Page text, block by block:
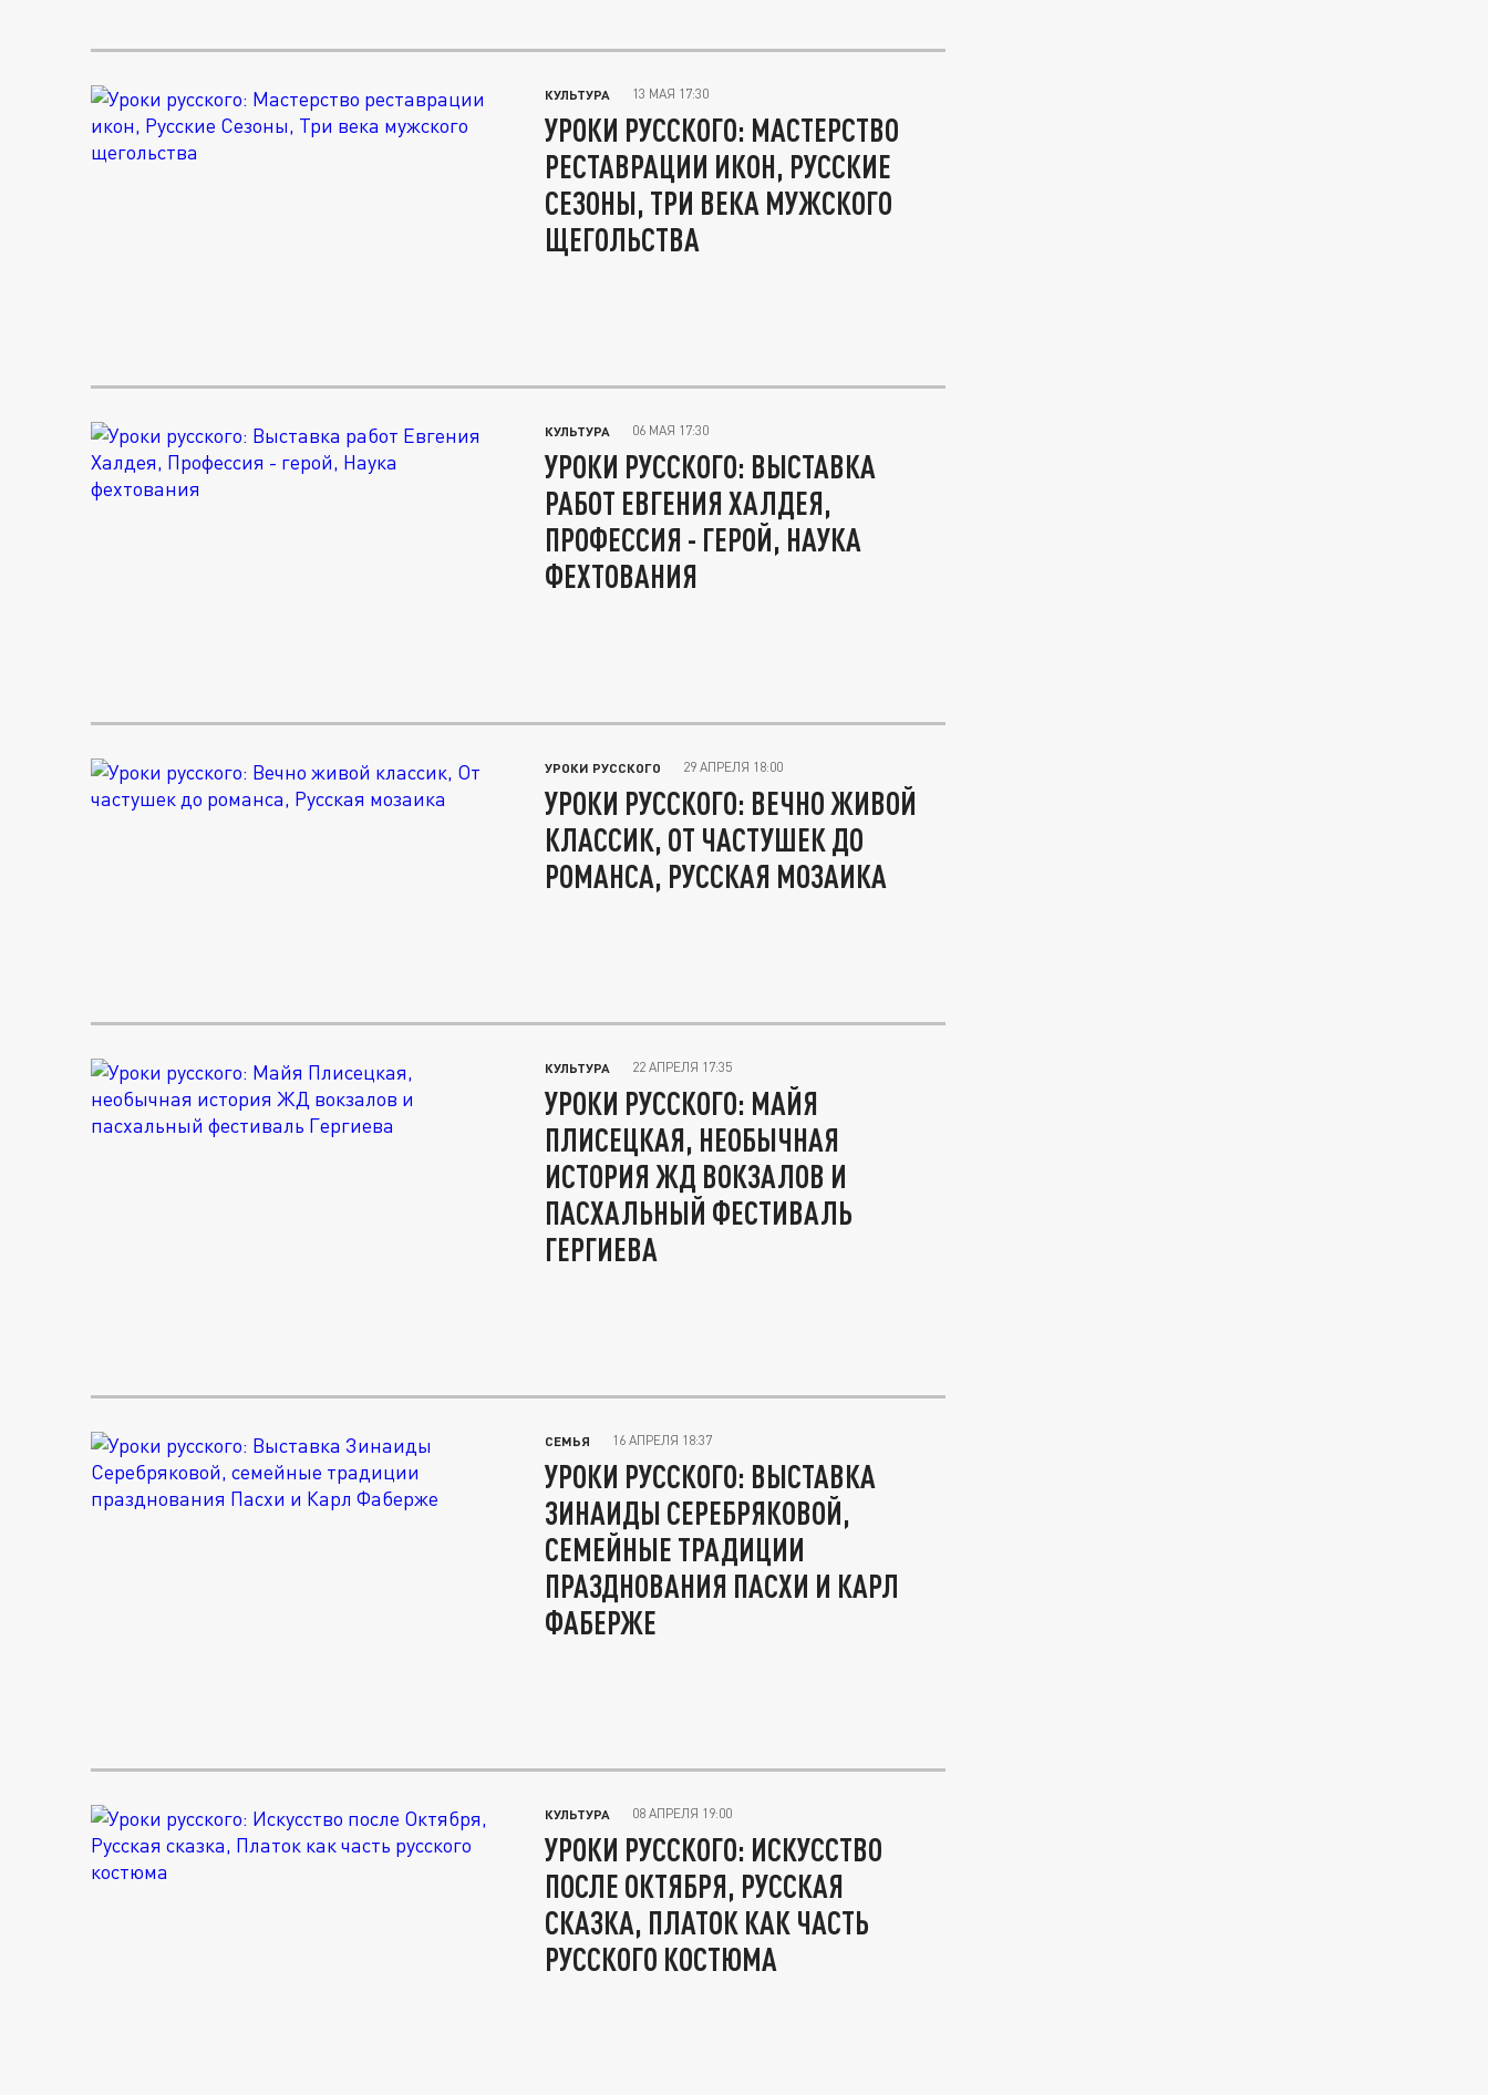
КУЛЬТУРА 13 МАЯ 17:30
УРОКИ РУССКОГО: МАСТЕРСТВО
РЕСТАВРАЦИИ ИКОН, РУССКИЕ
СЕЗОНЫ, ТРИ ВЕКА МУЖСКОГО
ЩЕГОЛЬСТВА
КУЛЬТУРА 06 МАЯ 17:30
УРОКИ РУССКОГО: ВЫСТАВКА
РАБОТ ЕВГЕНИЯ ХАЛДЕЯ,
ПРОФЕССИЯ - ГЕРОЙ, НАУКА
ФЕХТОВАНИЯ
УРОКИ РУССКОГО 29 АПРЕЛЯ 18:00
УРОКИ РУССКОГО: ВЕЧНО ЖИВОЙ
КЛАССИК, ОТ ЧАСТУШЕК ДО
РОМАНСА, РУССКАЯ МОЗАИКА
КУЛЬТУРА 22 АПРЕЛЯ 17:35
УРОКИ РУССКОГО: МАЙЯ
ПЛИСЕЦКАЯ, НЕОБЫЧНАЯ
ИСТОРИЯ ЖД ВОКЗАЛОВ И
ПАСХАЛЬНЫЙ ФЕСТИВАЛЬ
ГЕРГИЕВА
СЕМЬЯ 16 АПРЕЛЯ 18:37
УРОКИ РУССКОГО: ВЫСТАВКА
ЗИНАИДЫ СЕРЕБРЯКОВОЙ,
СЕМЕЙНЫЕ ТРАДИЦИИ
ПРАЗДНОВАНИЯ ПАСХИ И КАРЛ
ФАБЕРЖЕ
КУЛЬТУРА 08 АПРЕЛЯ 19:00
УРОКИ РУССКОГО: ИСКУССТВО
ПОСЛЕ ОКТЯБРЯ, РУССКАЯ
СКАЗКА, ПЛАТОК КАК ЧАСТЬ
РУССКОГО КОСТЮМА